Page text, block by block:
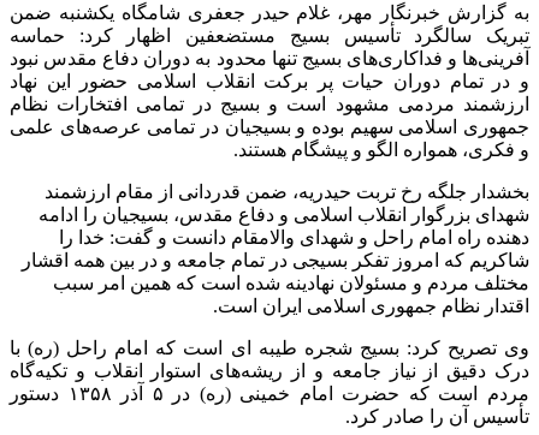
به گزارش خبرنگار مهر، غلام حیدر جعفری شامگاه یکشنبه ضمن
تبریک سالگرد تأسیس بسیج مستضعفین اظهار کرد: حماسه
آفرینی‌ها و فداکاری‌های بسیج تنها محدود به دوران دفاع مقدس نبود
و در تمام دوران حیات پر برکت انقلاب اسلامی حضور این نهاد
ارزشمند مردمی مشهود است و بسیج در تمامی افتخارات نظام
جمهوری اسلامی سهیم بوده و بسیجیان در تمامی عرصه‌های علمی
و فکری، همواره الگو و پیشگام هستند.
بخشدار جلگه رخ تربت حیدریه، ضمن قدردانی از مقام ارزشمند
شهدای بزرگوار انقلاب اسلامی و دفاع مقدس، بسیجیان را ادامه
دهنده راه امام راحل و شهدای والامقام دانست و گفت: خدا را
شاکریم که امروز تفکر بسیجی در تمام جامعه و در بین همه اقشار
مختلف مردم و مسئولان نهادینه شده است که همین امر سبب
اقتدار نظام جمهوری اسلامی ایران است.
وی تصریح کرد: بسیج شجره طیبه ای است که امام راحل (ره) با
درک دقیق از نیاز جامعه و از ریشه‌های استوار انقلاب و تکیه‌گاه
مردم است که حضرت امام خمینی (ره) در ۵ آذر ۱۳۵۸ دستور
تأسیس آن را صادر کرد.